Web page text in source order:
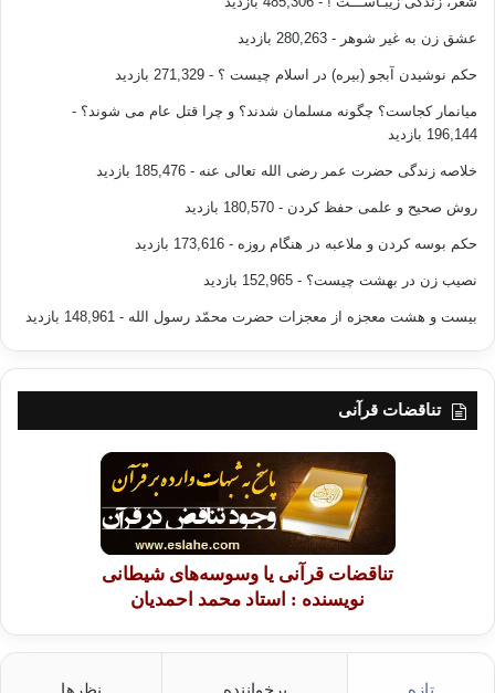
عشق زن به غیر شوهر - 280,263 بازدید
حکم نوشیدن آبجو (بیره) در اسلام چیست ؟ - 271,329 بازدید
میانمار کجاست؟ چگونه مسلمان شدند؟ و چرا قتل عام می شوند؟ -
196,144 بازدید
خلاصه زندگی حضرت عمر رضی الله تعالی عنه - 185,476 بازدید
روش صحیح و علمی حفظ کردن - 180,570 بازدید
حکم بوسه کردن و ملاعبه در هنگام روزه - 173,616 بازدید
نصیب زن در بهشت چیست؟ - 152,965 بازدید
بیست و هشت معجزه از معجزات حضرت محمّد رسول الله - 148,961 بازدید
تناقضات قرآنی
تناقضات قرآنی یا وسوسه‌های شیطانی
نویسنده : استاد محمد احمدیان